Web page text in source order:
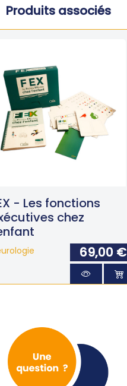
Produits associés
- Les fonctions
chez
69,00 €